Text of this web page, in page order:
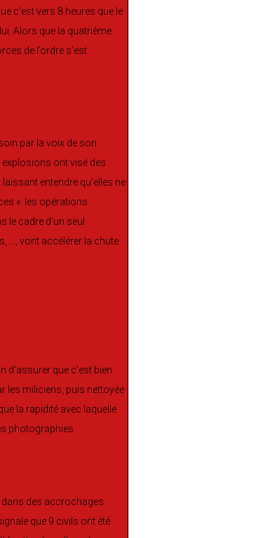
c’est vers 8 heures que le
Alors que la quatrième
de l’ordre s’est
par la voix de son
ont visé des
entendre qu’elles ne
« les opérations
cadre d’un seul
…, vont accélérer la chute
que c’est bien
les miliciens, puis nettoyée
la rapidité avec laquelle
photographies.
dans des accrochages
que 9 civils ont été